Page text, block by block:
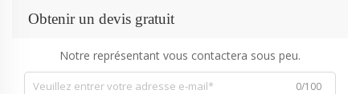
Obtenir un devis gratuit
Notre représentant vous contactera sous peu.
0/100